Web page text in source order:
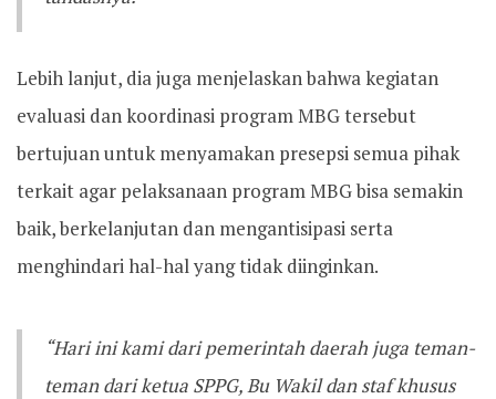
Lebih lanjut, dia juga menjelaskan bahwa kegiatan
evaluasi dan koordinasi program MBG tersebut
bertujuan untuk menyamakan presepsi semua pihak
terkait agar pelaksanaan program MBG bisa semakin
baik, berkelanjutan dan mengantisipasi serta
menghindari hal-hal yang tidak diinginkan.
“Hari ini kami dari pemerintah daerah juga teman-
teman dari ketua SPPG, Bu Wakil dan staf khusus